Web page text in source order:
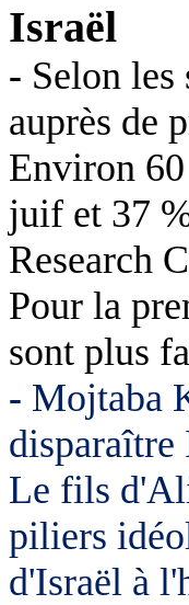
Israël
- Selon les
auprès de
Environ
juif et 37
Research
Pour la
sont plus
- Mojtaba
disparaître
Le fils
piliers
d'Israël à